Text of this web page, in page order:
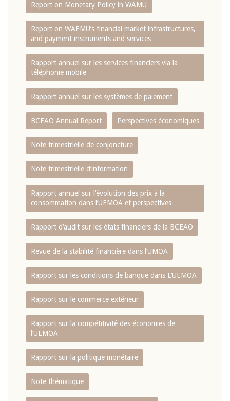
Report on Monetary Policy in WAMU
Report on WAEMU’s financial market infrastructures,
and payment instruments and services
Rapport annuel sur les services financiers via la
téléphonie mobile
Rapport annuel sur les systèmes de paiement
BCEAO Annual Report Perspectives économiques
Note trimestrielle de conjoncture
Note trimestrielle d‘information
Rapport annuel sur l‘évolution des prix à la
consommation dans l‘UEMOA et perspectives
Rapport d‘audit sur les états financiers de la BCEAO
Revue de la stabilité financière dans l‘UMOA
Rapport sur les conditions de banque dans L‘UEMOA
Rapport sur le commerce extérieur
Rapport sur la compétitivité des économies de
l‘UEMOA
Rapport sur la politique monétaire
Note thématique